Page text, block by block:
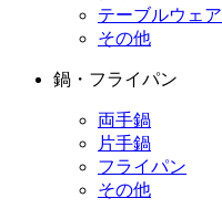
テーブルウェア
その他
鍋・フライパン
両手鍋
片手鍋
フライパン
その他